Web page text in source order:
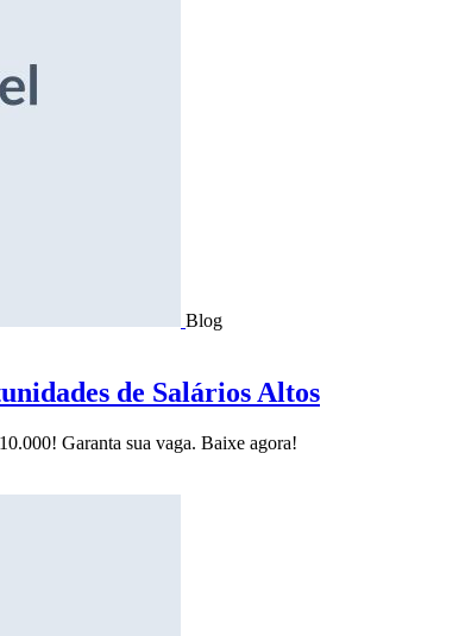
Blog
de Salários Altos
Garanta sua vaga. Baixe agora!